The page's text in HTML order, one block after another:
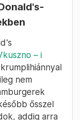
– i
nem
ősszel
addig arra